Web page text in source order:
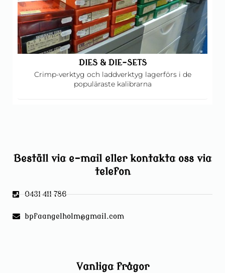
DIES & DIE-SETS
Crimp-verktyg och laddverktyg lagerförs i de
populäraste kalibrarna
Beställ via e-mail eller kontakta oss via
telefon
0431 411 786
bpfaangelholm@gmail.com
Vanliga frågor